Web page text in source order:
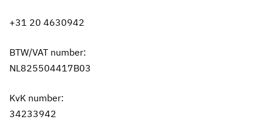
+31 20 4630942
BTW/VAT number:
NL825504417B03
KvK number:
34233942